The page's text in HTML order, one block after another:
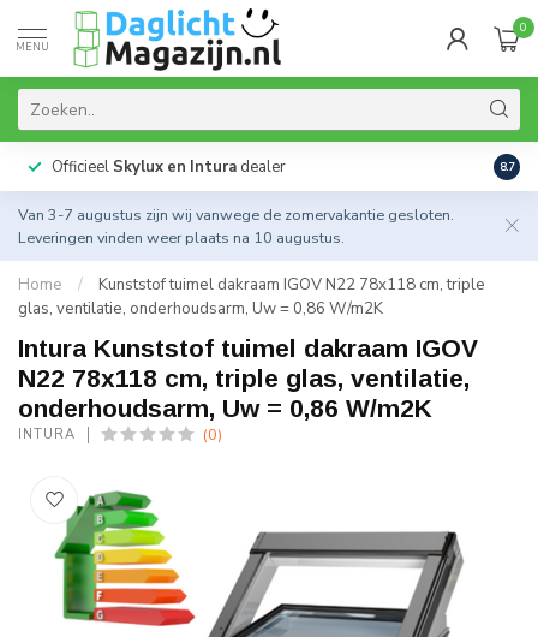
MENU
0
Officieel Skylux en Intura dealer 8.7
Van 3-7 augustus zijn wij vanwege de zomervakantie gesloten.
Leveringen vinden weer plaats na 10 augustus.
Home /
Kunststof tuimel dakraam IGOV N22 78x118 cm, triple
glas, ventilatie, onderhoudsarm, Uw = 0,86 W/m2K
Intura Kunststof tuimel dakraam IGOV
N22 78x118 cm, triple glas, ventilatie,
onderhoudsarm, Uw = 0,86 W/m2K
INTURA (0)